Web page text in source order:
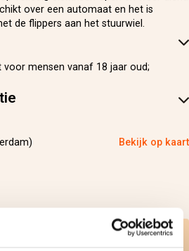
over een automaat en het is
de flippers aan het stuurwiel.
voor mensen vanaf 18 jaar oud;
Bekijk op kaart